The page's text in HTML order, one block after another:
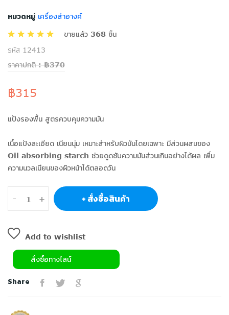
หมวดหมู่ เครื่องสำอางค์
ขายแล้ว 368 ชิ้น
รหัส 12413
ราคาปกติ : ฿370
฿315
แป้งรองพื้น สูตรควบคุมความมัน
เนื้อแป้งละเอียด เนียนนุ่ม เหมาะสำหรับผิวมันโดยเฉพาะ มีส่วนผสมของ
Oil absorbing starch ช่วยดูดซับความมันส่วนเกินอย่างได้ผล เพื่ม
ความนวลเนียนของผิวหน้าได้ตลอดวัน
- + + สั่งซื้อสินค้า
Add to wishlist
สั่งซื้อทางไลน์
Share